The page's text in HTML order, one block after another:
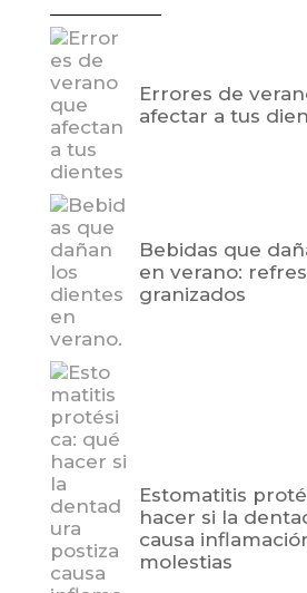
Errores de
afectar a tus
Bebidas que
en verano:
granizados
Estomatitis
hacer si la
causa
molestias